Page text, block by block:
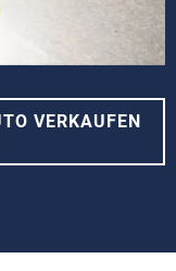
VERKAUFEN